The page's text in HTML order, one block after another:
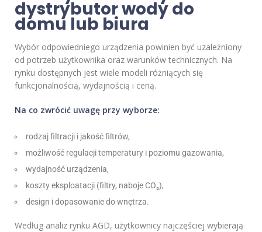
dystrybutor wody do
domu lub biura
Wybór odpowiedniego urządzenia powinien być uzależniony
od potrzeb użytkownika oraz warunków technicznych. Na
rynku dostępnych jest wiele modeli różniących się
funkcjonalnością, wydajnością i ceną.
Na co zwrócić uwagę przy wyborze:
rodzaj filtracji i jakość filtrów,
możliwość regulacji temperatury i poziomu gazowania,
wydajność urządzenia,
koszty eksploatacji (filtry, naboje CO₂),
design i dopasowanie do wnętrza.
Według analiz rynku AGD, użytkownicy najczęściej wybierają